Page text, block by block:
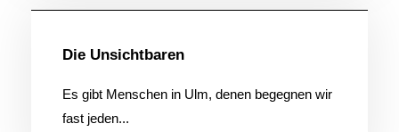
Die Unsichtbaren
Es gibt Menschen in Ulm, denen begegnen wir
fast jeden...